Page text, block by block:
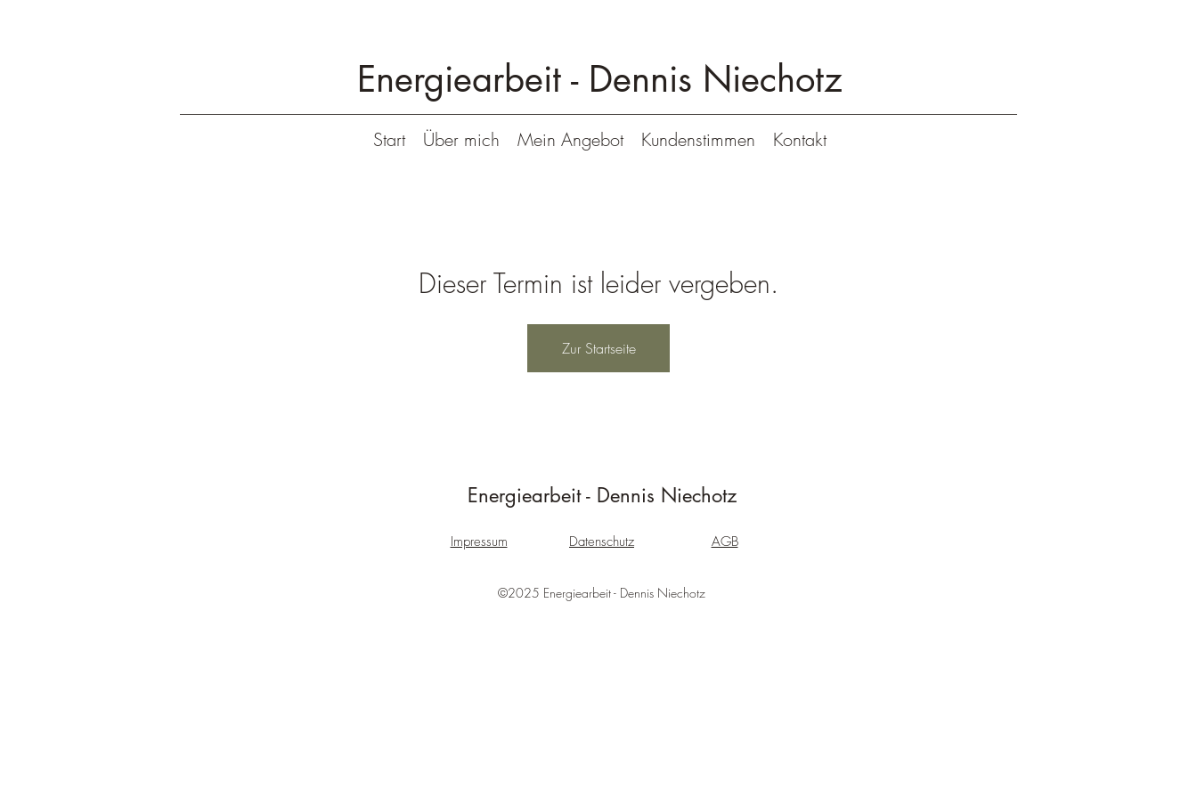
Energiearbeit - Dennis Niechotz
Start Über mich Mein Angebot Kundenstimmen Kontakt
Dieser Termin ist leider vergeben.
Zur Startseite
Energiearbeit - Dennis Niechotz
Impressum Datenschutz AGB
©2025 Energiearbeit - Dennis Niechotz